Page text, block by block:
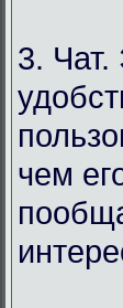
3. Чат.
чем